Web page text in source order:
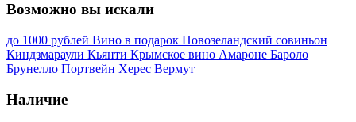
Возможно вы искали
до 1000 рублей Вино в подарок Новозеландский совиньон
Киндзмараули Кьянти Крымское вино Амароне Бароло
Брунелло Портвейн Херес Вермут
Наличие